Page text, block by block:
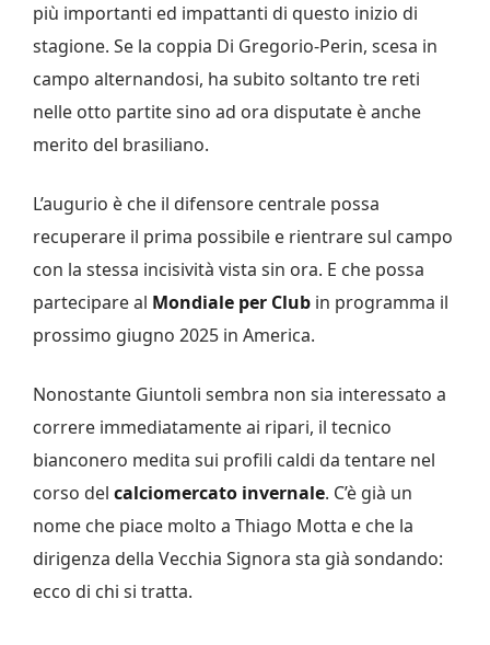
più importanti ed impattanti di questo inizio di
stagione. Se la coppia Di Gregorio-Perin, scesa in
campo alternandosi, ha subito soltanto tre reti
nelle otto partite sino ad ora disputate è anche
merito del brasiliano.
L’augurio è che il difensore centrale possa
recuperare il prima possibile e rientrare sul campo
con la stessa incisività vista sin ora. E che possa
partecipare al Mondiale per Club in programma il
prossimo giugno 2025 in America.
Nonostante Giuntoli sembra non sia interessato a
correre immediatamente ai ripari, il tecnico
bianconero medita sui profili caldi da tentare nel
corso del calciomercato invernale. C’è già un
nome che piace molto a Thiago Motta e che la
dirigenza della Vecchia Signora sta già sondando:
ecco di chi si tratta.